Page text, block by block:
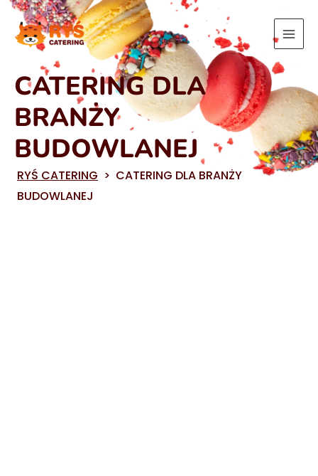
Przejdź
do
treści
CATERING DLA
BRANŻY
BUDOWLANEJ
RYŚ CATERING > CATERING DLA BRANŻY
BUDOWLANEJ